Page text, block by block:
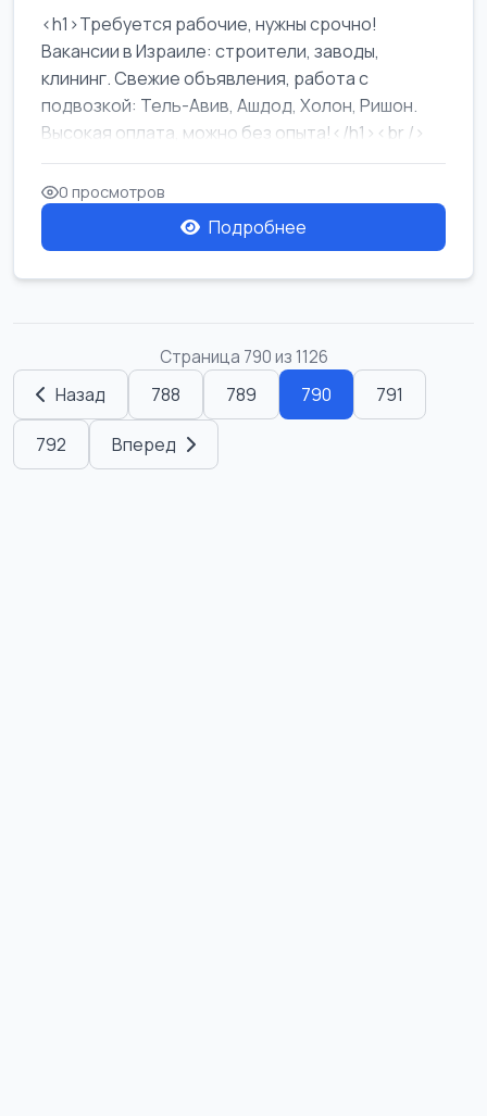
<h1>Требуется рабочие, нужны срочно!
Вакансии в Израиле: строители, заводы,
клининг. Свежие объявления, работа с
подвозкой: Тель-Авив, Ашдод, Холон, Ришон.
Высокая оплата, можно без опыта!</h1><br />
...
0 просмотров
Подробнее
Страница 790 из 1126
Назад 788 789 790 791
792 Вперед